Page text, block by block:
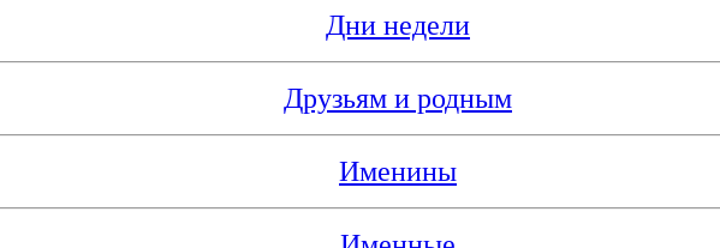
Дни недели
Друзьям и родным
Именины